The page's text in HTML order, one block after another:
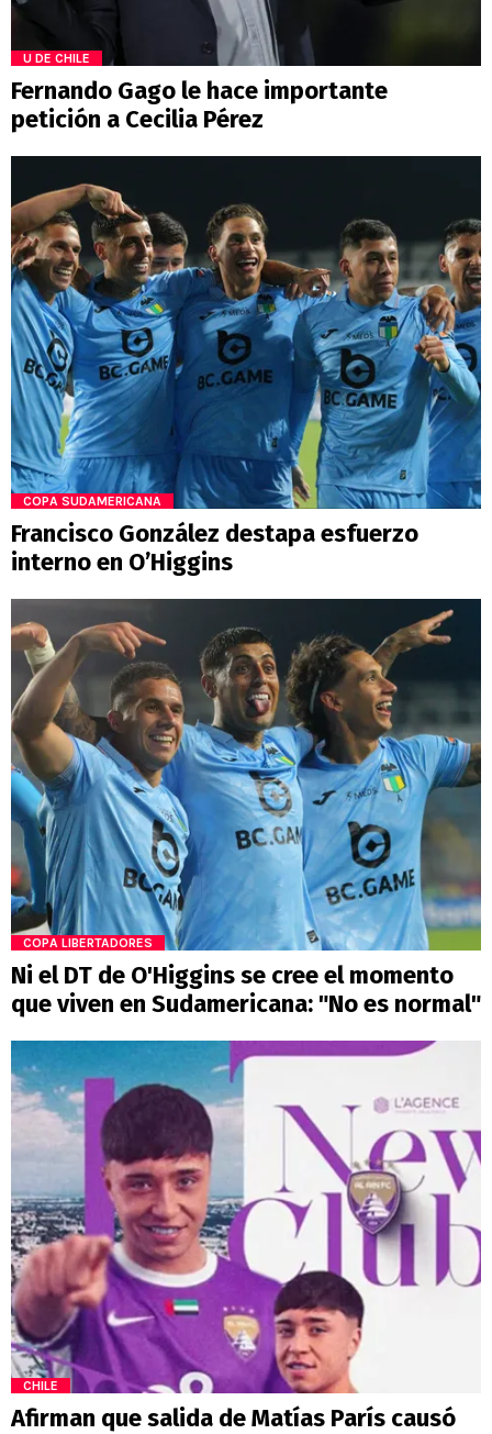
U DE CHILE
Fernando Gago le hace importante
petición a Cecilia Pérez
COPA SUDAMERICANA
Francisco González destapa esfuerzo
interno en O’Higgins
COPA LIBERTADORES
Ni el DT de O'Higgins se cree el momento
que viven en Sudamericana: "No es normal"
CHILE
Afirman que salida de Matías París causó